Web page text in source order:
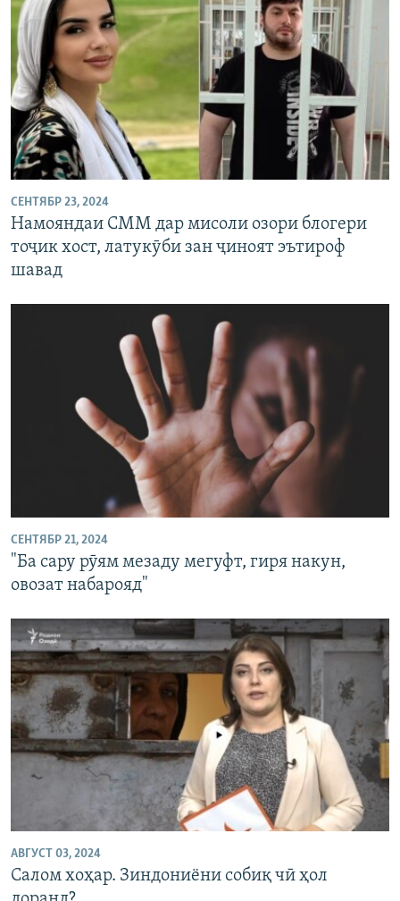
СЕНТЯБР 23, 2024
Намояндаи СММ дар мисоли озори блогери
тоҷик хост, латукӯби зан ҷиноят эътироф
шавад
СЕНТЯБР 21, 2024
"Ба сару рӯям мезаду мегуфт, гиря накун,
овозат набарояд"
АВГУСТ 03, 2024
Салом хоҳар. Зиндониёни собиқ чӣ ҳол